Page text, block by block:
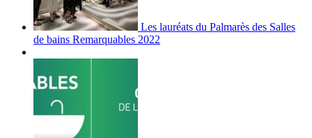
Les lauréats du Palmarès des Salles
de bains Remarquables 2022